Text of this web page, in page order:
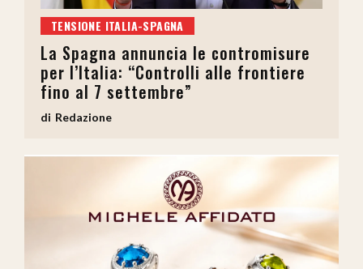
TENSIONE ITALIA-SPAGNA
La Spagna annuncia le contromisure
per l’Italia: “Controlli alle frontiere
fino al 7 settembre”
Redazione